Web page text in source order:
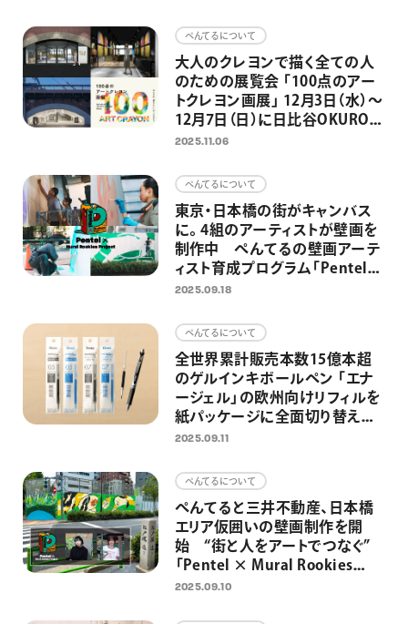
ぺんてるについて
大人のクレヨンで描く全ての人
のための展覧会 「100点のアー
トクレヨン画展」 12月3日（水）～
12月7日（日）に日比谷OKUROJI
で開催 2,300点以上の応募作
2025.11.06
ぺんてるについて
東京・日本橋の街がキャンバス
に。4組のアーティストが壁画を
制作中 ぺんてるの壁画アーテ
ィスト育成プログラム「Pentel
× Mural Rookies Project」第2
2025.09.18
ぺんてるについて
全世界累計販売本数15億本超
のゲルインキボールペン 「エナ
ージェル」の欧州向けリフィルを
紙パッケージに全面切り替え
プラスチック使用量約40％削減
2025.09.11
ぺんてるについて
ぺんてると三井不動産、日本橋
エリア仮囲いの壁画制作を開
始 “街と人をアートでつなぐ”
「Pentel × Mural Rookies
Project 2025」
2025.09.10